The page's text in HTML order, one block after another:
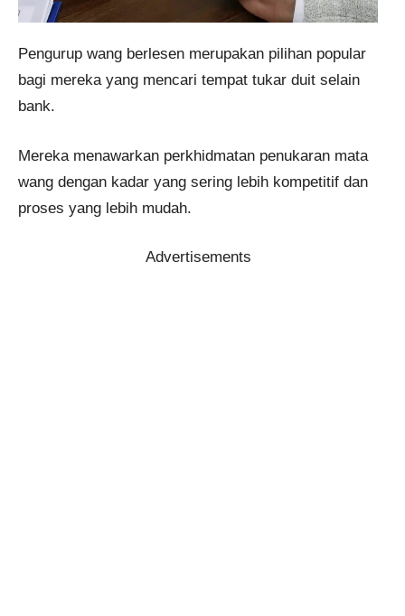
Pengurup wang berlesen merupakan pilihan popular
bagi mereka yang mencari tempat tukar duit selain
bank.
Mereka menawarkan perkhidmatan penukaran mata
wang dengan kadar yang sering lebih kompetitif dan
proses yang lebih mudah.
Advertisements